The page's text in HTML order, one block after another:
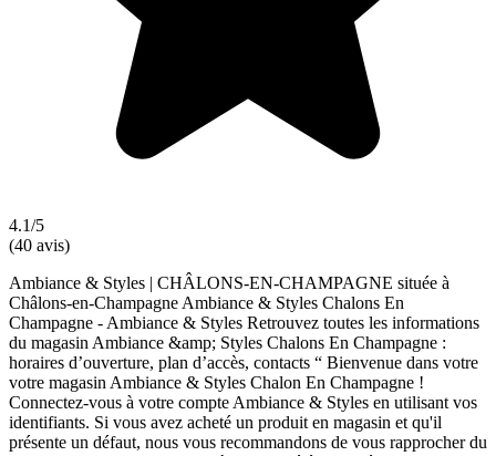
4.1/5
(40 avis)
Ambiance & Styles | CHÂLONS-EN-CHAMPAGNE située à
Châlons-en-Champagne Ambiance & Styles Chalons En
Champagne - Ambiance & Styles Retrouvez toutes les informations
du magasin Ambiance &amp; Styles Chalons En Champagne :
horaires d’ouverture, plan d’accès, contacts “ Bienvenue dans votre
votre magasin Ambiance & Styles Chalon En Champagne !
Connectez-vous à votre compte Ambiance & Styles en utilisant vos
identifiants. Si vous avez acheté un produit en magasin et qu'il
présente un défaut, nous vous recommandons de vous rapprocher du